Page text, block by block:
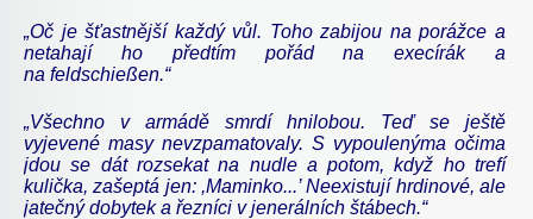
„Oč je šťastnější každý vůl. Toho zabijou na porážce a
netahají ho předtím pořád na execírák a
na feldschießen.“
„Všechno v armádě smrdí hnilobou. Teď se ještě
vyjevené masy nevzpamatovaly. S vypoulenýma očima
jdou se dát rozsekat na nudle a potom, když ho trefí
kulička, zašeptá jen: ,Maminko...’ Neexistují hrdinové, ale
jatečný dobytek a řezníci v jenerálních štábech.“